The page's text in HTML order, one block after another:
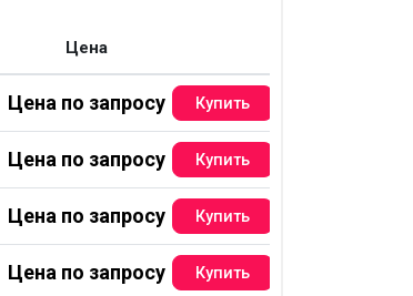
Цена
Цена по запросу
Цена по запросу
Цена по запросу
Цена по запросу